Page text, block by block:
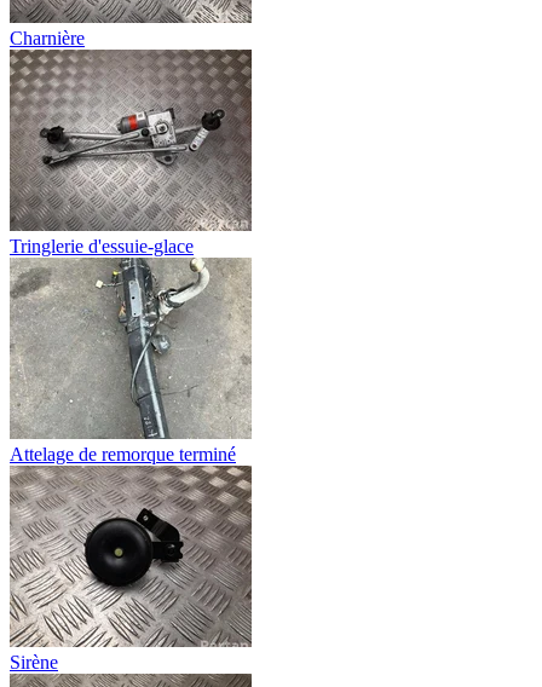
Charnière
Tringlerie d'essuie-glace
Attelage de remorque terminé
Sirène